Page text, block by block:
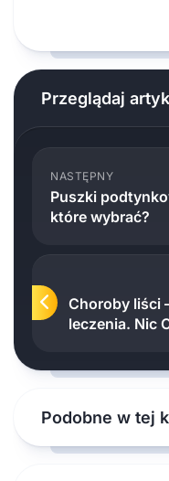
Przeglądaj
NASTĘPNY
Puszki
które wybrać?
Choroby liści
leczenia. Nic
Podobne w tej